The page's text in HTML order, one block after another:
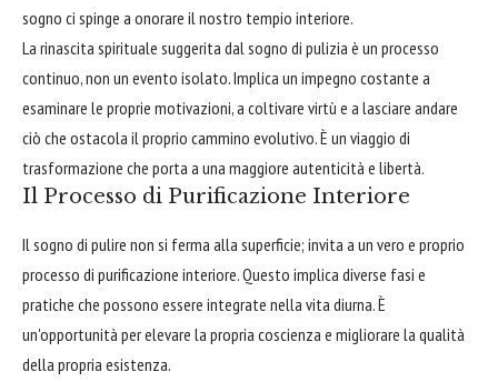
sogno ci spinge a onorare il nostro tempio interiore.
La rinascita spirituale suggerita dal sogno di pulizia è un processo
continuo, non un evento isolato. Implica un impegno costante a
esaminare le proprie motivazioni, a coltivare virtù e a lasciare andare
ciò che ostacola il proprio cammino evolutivo. È un viaggio di
trasformazione che porta a una maggiore autenticità e libertà.
Il Processo di Purificazione Interiore
Il sogno di pulire non si ferma alla superficie; invita a un vero e proprio
processo di purificazione interiore. Questo implica diverse fasi e
pratiche che possono essere integrate nella vita diurna. È
un'opportunità per elevare la propria coscienza e migliorare la qualità
della propria esistenza.